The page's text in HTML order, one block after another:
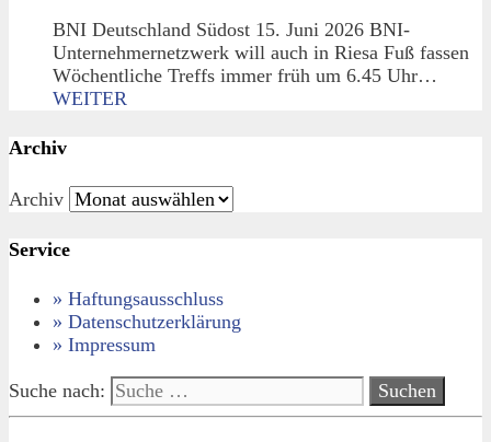
BNI Deutschland Südost 15. Juni 2026 BNI-
Unternehmernetzwerk will auch in Riesa Fuß fassen
Wöchentliche Treffs immer früh um 6.45 Uhr…
WEITER
Archiv
Archiv
Service
» Haftungsausschluss
» Datenschutzerklärung
» Impressum
Suche nach: